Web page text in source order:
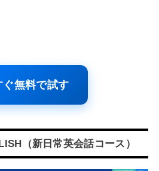
ぐ無料で試す
（新日常英会話コース）